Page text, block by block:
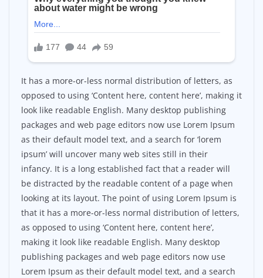
It has a more-or-less normal distribution of letters, as
opposed to using ‘Content here, content here’, making it
look like readable English. Many desktop publishing
packages and web page editors now use Lorem Ipsum
as their default model text, and a search for ‘lorem
ipsum’ will uncover many web sites still in their
infancy. It is a long established fact that a reader will
be distracted by the readable content of a page when
looking at its layout. The point of using Lorem Ipsum is
that it has a more-or-less normal distribution of letters,
as opposed to using ‘Content here, content here’,
making it look like readable English. Many desktop
publishing packages and web page editors now use
Lorem Ipsum as their default model text, and a search